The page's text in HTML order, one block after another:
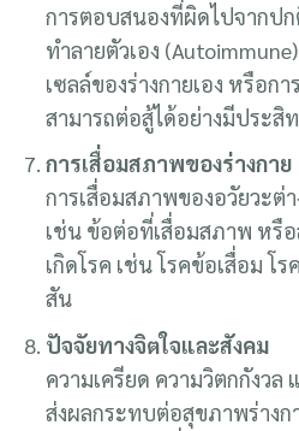
การตอบสนองที่ผิดไปจากป
ทำลายตัวเอง
เซลล์ของร่างกายเอง หรือก
สามารถต่อสู้ได้อย่างมีประสิ
การเสื่อมสภาพของร่างกาย
การเสื่อมสภาพของอวัยวะต่
เช่น ข้อต่อที่เสื่อมสภาพ หรือ
เกิดโรค เช่น โรคข้อเสื่อม โ
สัน
ปัจจัยทางจิตใจและสังคม
ความเครียด ความวิตกกังวล
ส่งผลกระทบต่อสุขภาพร่างก